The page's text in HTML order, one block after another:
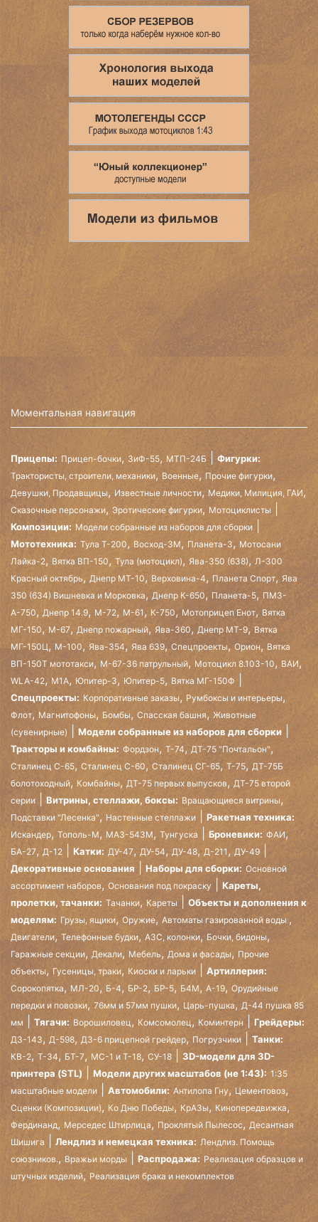
Моментальная навигация
Прицепы: Прицеп-бочки, ЗиФ-55, МТП-24Б Фигурки:
Трактористы, строители, механики,Военные,Прочие фигурки,
Девушки, Продавщицы, Известные личности, Медики, Милиция, ГАИ,
Сказочные персонажи, Эротические фигурки, Мотоциклисты
Композиции: Модели собранные из наборов для сборки
Мототехника: Тула Т-200, Восход-3М, Планета-3, Мотосани
Лайка-2, Вятка ВП-150, Тула (мотоцикл), Ява-350 (638), Л-300
Красный октябрь, Днепр МТ-10, Верховина-4,Планета Спорт, Ява
350 (634) Вишневка и Морковка, Днепр К-650, Планета-5, ПМЗ-
А-750, Днепр 14.9, М-72, М-61 ,К-750, Мотоприцеп Енот, Вятка
МГ-150, М-67, Днепр пожарный, Ява-360, Днепр МТ-9,Вятка
МГ-150Ц, М-100, Ява-354, Ява 639, Спецпроекты, Орион, Вятка
ВП-150Т мототакси, М-67-36 патрульный, Мотоцикл 8.103-10, ВАИ,
WLA-42, М1А, Юпитер-3, Юпитер-5, Вятка МГ-150Ф
Спецпроекты: Корпоративные заказы, Румбоксы и интерьеры,
Флот, Магнитофоны, Бомбы, Спасская башня, Животные
(сувенирные)
Модели собранные из наборов для сборки
Тракторы и комбайны: Фордзон, Т-74,ДТ-75 "Почтальон",
Сталинец С-65, Сталинец С-60, Сталинец СГ-65, Т-75, ДТ-75Б
болотоходный, Комбайны, ДТ-75 первых выпусков, ДТ-75 второй
серии
Витрины, стеллажи, боксы: Вращающиеся витрины,
Подставки "Лесенка", Настенные стеллажи Ракетная техника:
Искандер, Тополь-М, МАЗ-543М, Тунгуска Броневики: ФАИ,
БА-27, Д-12 Катки: ДУ-47, ДУ-54, ДУ-48, Д-211 , ДУ-49
Декоративные основания Наборы для сборки: Основной
ассортимент наборов, Основания под покраску
Кареты,
пролетки, тачанки: Тачанки, Кареты
Объекты и дополнения к
моделям: Грузы, ящики,Оружие, Автоматы газированной воды ,
Двигатели, Телефонные будки, АЗС, колонки, Бочки, бидоны,
Гаражные секции, Декали, Мебель, Дома и фасады, Прочие
объекты, Гусеницы, траки, Киоски и ларьки Артиллерия:
Сорокопятка, МЛ-20, Б-4, БР-2, БР-5, Б4М, А-19, Орудийные
передки и повозки, 76мм и 57мм пушки, Царь-пушка, Д-44 пушка 85
мм
Тягачи: Ворошиловец , Комсомолец ,Коминтерн Грейдеры:
ДЗ-143, Д-598, ДЗ-6 прицепной грейдер, Погрузчики Танки:
КВ-2, Т-34, БТ-7, МС-1 и Т-18, СУ-18
3D-модели для 3D-
принтера (STL)
Модели других масштабов (не 1:43): 1:35
масштабные модели
Автомобили: Антилопа Гну, Цементовоз,
Сценки (Композиции), Ко Дню Победы, КрАЗы, Кинопередвижка,
Фердинанд, Мерседес Штирлица, Проклятый Пылесос, Десантная
Шишига
Лендлиз и немецкая техника: Лендлиз. Помощь
союзников., Вражьи морды Распродажа: Реализация образцов и
штучных изделий, Реализация брака и некомплектов